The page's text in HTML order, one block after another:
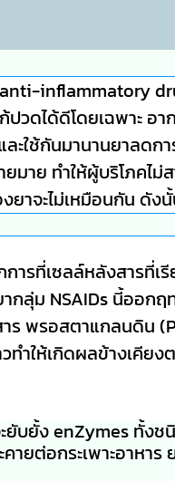
inflammatory
ปวดได้ดีโดยเฉพาะ
ใช้กันมานานยาลดก
มาย ทำให้ผู้บริโภคไ
าจะไม่เหมือนกัน ดัง
การที่เซลล์หลังสาร
กลุ่ม NSAIDs นี้ออก
ร พรอสตาแกลนดิน
ำให้เกิดผลข้างเคียง
ยับยั้ง enZymes ทั้ง
ายต่อกระเพาะอาหา